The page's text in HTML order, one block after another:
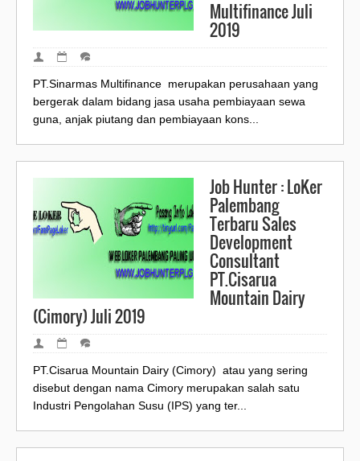
Multifinance Juli
2019
PT.Sinarmas Multifinance merupakan perusahaan yang
bergerak dalam bidang jasa usaha pembiayaan sewa
guna, anjak piutang dan pembiayaan kons...
Job Hunter : LoKer
Palembang
Terbaru Sales
Development
Consultant
PT.Cisarua
Mountain Dairy
(Cimory) Juli 2019
PT.Cisarua Mountain Dairy (Cimory) atau yang sering
disebut dengan nama Cimory merupakan salah satu
Industri Pengolahan Susu (IPS) yang ter...